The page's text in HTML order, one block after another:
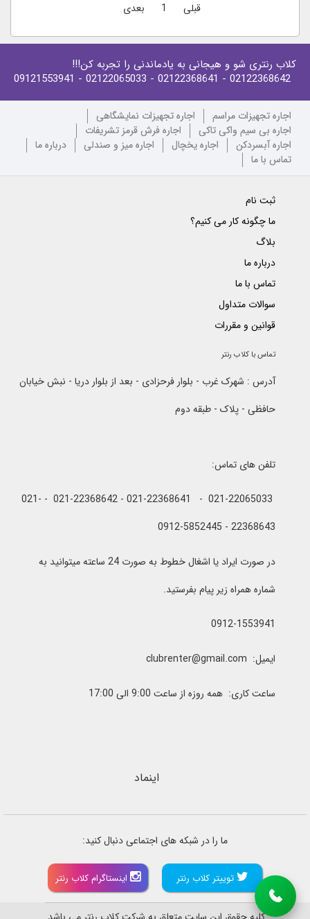
قبلی 1 بعدی
کلاب رنتری شو و هیجانی به یادماندنی را تجربه کن!!!
02122368642
- 02122368641
- 02122065033
- 09121553941
اجاره تجهیزات مراسم
اجاره تجهیزات نمایشگاهی
اجاره بی سیم واکی تاکی
اجاره فرش قرمز تشریفات
اجاره آبسردکن
اجاره یخچال اجاره میز و صندلی
درباره ما
تماس با ما
ثبت نام
ما چگونه کار می کنیم؟
بلاگ
درباره ما
تماس با ما
سوالات متداول
قوانین و مقررات
تماس با کلاب رنتر
آدرس : شهرک غرب - بلوار فرحزادی - بعد از بلوار دریا - نبش خیابان
حافظی - پلاک - طبقه دوم
تلفن های تماس:
021-22065033 - 021-22368641 - 021-22368642 - 021-
22368643 - 0912-5852445
در صورت ایراد یا اشغال خطوط به صورت 24 ساعته میتوانید به
شماره همراه زیر پیام بفرستید.
0912-1553941
ایمیل: clubrenter@gmail.com
ساعت کاری: همه روزه از ساعت 9:00 الی 17:00
اینماد
ما را در شبکه های اجتماعی دنبال کنید:
توییتر کلاب رنتر اینستاگرام کلاب رنتر